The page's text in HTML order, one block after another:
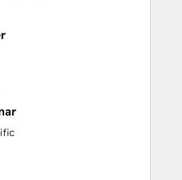
Services
Development
Alignment
Training